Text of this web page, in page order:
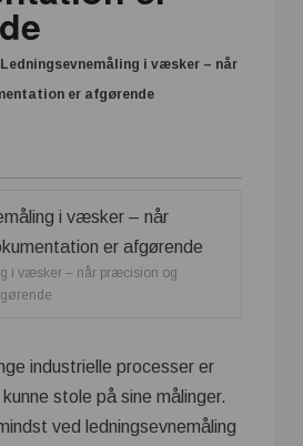
Ledningsevnemåling i væsker – når
er afgørende
i væsker – når præcision og
industrielle processer er
stole på sine målinger.
ved ledningsevnemåling